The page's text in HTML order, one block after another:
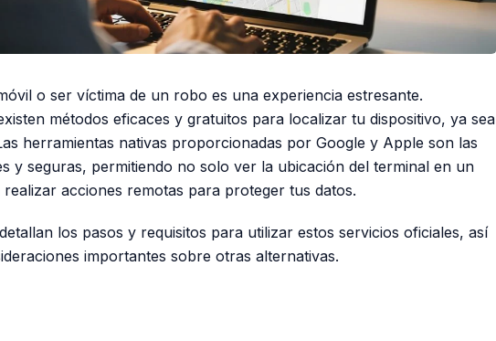
o ser víctima de un robo es una experiencia estresante.
métodos eficaces y gratuitos para localizar tu dispositivo, ya sea
herramientas nativas proporcionadas por Google y Apple son las
y seguras, permitiendo no solo ver la ubicación del terminal en un
realizar acciones remotas para proteger tus datos.
los pasos y requisitos para utilizar estos servicios oficiales, así
importantes sobre otras alternativas.